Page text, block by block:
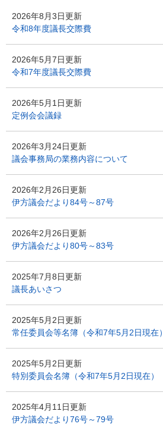
2026年8月3日更新
令和8年度議長交際費
2026年5月7日更新
令和7年度議長交際費
2026年5月1日更新
定例会会議録
2026年3月24日更新
議会事務局の業務内容について
2026年2月26日更新
伊方議会だより84号～87号
2026年2月26日更新
伊方議会だより80号～83号
2025年7月8日更新
議長あいさつ
2025年5月2日更新
常任委員会等名簿（令和7年5月2日現在）
2025年5月2日更新
特別委員会名簿（令和7年5月2日現在）
2025年4月11日更新
伊方議会だより76号～79号